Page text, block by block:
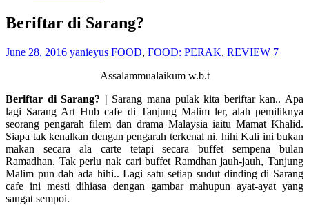
Beriftar di Sarang?
June 28, 2016 yanieyus FOOD, FOOD: PERAK, REVIEW 7
Assalammualaikum w.b.t
Beriftar di Sarang? | Sarang mana pulak kita beriftar kan.. Apa
lagi Sarang Art Hub cafe di Tanjung Malim ler, alah pemiliknya
seorang pengarah filem dan drama Malaysia iaitu Mamat Khalid.
Siapa tak kenalkan dengan pengarah terkenal ni. hihi Kali ini bukan
makan secara ala carte tetapi secara buffet sempena bulan
Ramadhan. Tak perlu nak cari buffet Ramdhan jauh-jauh, Tanjung
Malim pun dah ada hihi.. Lagi satu setiap sudut dinding di Sarang
cafe ini mesti dihiasa dengan gambar mahupun ayat-ayat yang
sangat sempoi.